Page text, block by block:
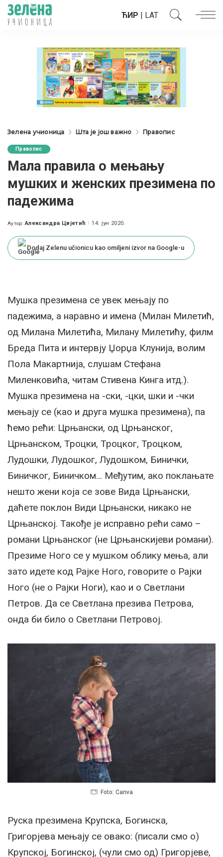
ЋИР | LAT
Зелена учионица Шта је још важно Правопис
Правопис
Мала правила о мењању
мушких и женских презимена по
падежима
Posted
Аутор: Александра Цвјетић 14. јун 2020.
Dodaj Zelenu učionicu kao omiljeni izvor na Google-u
Мушка презимена се увек мењају по
падежима, а наравно и имена (Милан Милетић,
од Милана Милетића, Милану Милетићу, филм
Бреда Пита и интервју Џорџа Клунија, волим
Пола Макартнија, слушам Стефана
Миленковића, читам Стивена Кинга итд.).
Мушка презимена на -ски, -цки, шки и -чки
мењају се (као и друга мушка презимена), па
ћемо рећи: Црњански, од Црњанског,
Црњанском, Троцки, Троцког, Троцком,
Лудошки, Лудошког, Лудошком, Бинички,
Биничког, Биничком… Међутим, ако поклањате
нешто жени која се зове Вида Црњански,
даћете поклон Види Црњански, никако не
Црњанској. Такође је исправно рећи само –
романи Црњанског (не Црњанскијеви романи).
Презиме Ного се у мушком облику мења, али
зато идете код Рајке Ного, говорите о Рајки
Ного (не о Рајки Ноги), као и о Светлани
Петров. Да се Светлана презива Петрова,
онда би било о Светлани Петровој.
Foto: Canva
Руска презимена Крупска, Богинска,
Григорјева мењају се овако: (писали смо о)
Крупској, Богинској, (чули смо од) Григорјеве,